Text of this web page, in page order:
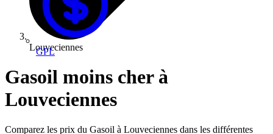
GPL
Louveciennes
Gasoil moins cher à
Louveciennes
Comparez les prix du Gasoil à Louveciennes dans les différentes